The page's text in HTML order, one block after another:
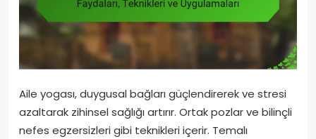
Aile yogası, duygusal bağları güçlendirerek ve stresi
azaltarak zihinsel sağlığı artırır. Ortak pozlar ve bilinçli
nefes egzersizleri gibi teknikleri içerir. Temalı